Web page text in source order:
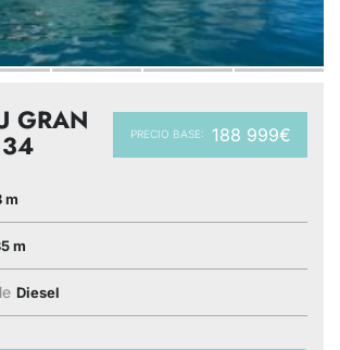
PRECIO BASE: 188 999€
GRAN
m
m
Diesel